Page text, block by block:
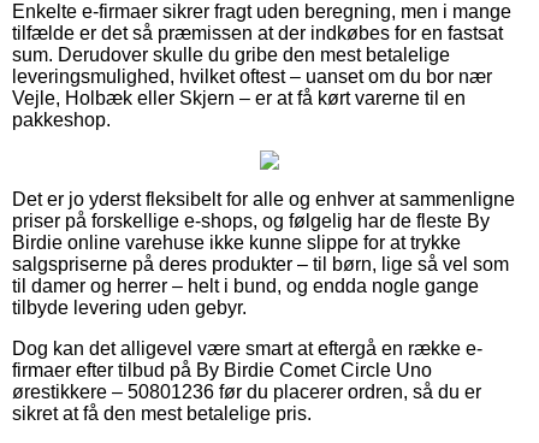
Enkelte e-firmaer sikrer fragt uden beregning, men i mange
tilfælde er det så præmissen at der indkøbes for en fastsat
sum. Derudover skulle du gribe den mest betalelige
leveringsmulighed, hvilket oftest – uanset om du bor nær
Vejle, Holbæk eller Skjern – er at få kørt varerne til en
pakkeshop.
Det er jo yderst fleksibelt for alle og enhver at sammenligne
priser på forskellige e-shops, og følgelig har de fleste By
Birdie online varehuse ikke kunne slippe for at trykke
salgspriserne på deres produkter – til børn, lige så vel som
til damer og herrer – helt i bund, og endda nogle gange
tilbyde levering uden gebyr.
Dog kan det alligevel være smart at eftergå en række e-
firmaer efter tilbud på By Birdie Comet Circle Uno
ørestikkere – 50801236 før du placerer ordren, så du er
sikret at få den mest betalelige pris.